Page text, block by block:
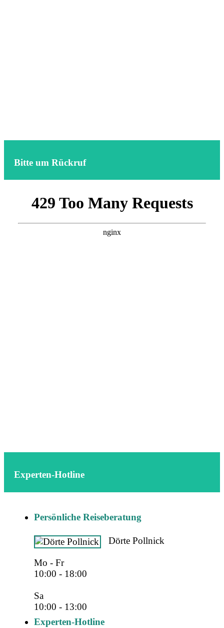
Bitte um Rückruf
Experten-Hotline
Persönliche Reiseberatung
Dörte Pollnick
Mo - Fr
10:00 - 18:00
Sa
10:00 - 13:00
Experten-Hotline